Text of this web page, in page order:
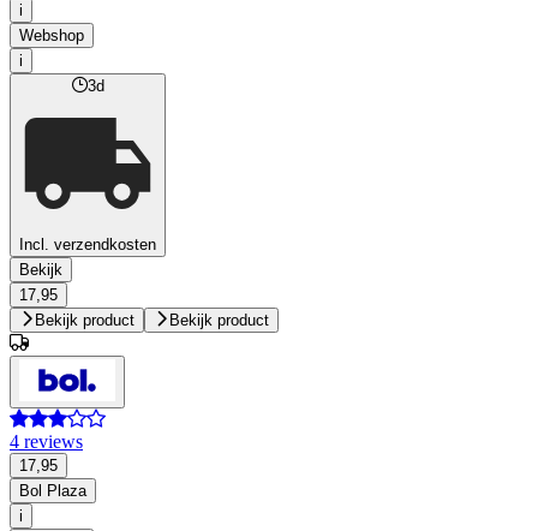
i
Webshop
i
3d
Incl. verzendkosten
Bekijk
17,95
Bekijk product
Bekijk product
4 reviews
17,95
Bol Plaza
i